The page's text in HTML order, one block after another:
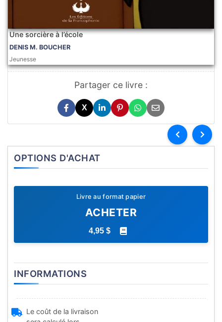
Une sorcière à l’école
DENIS M. BOUCHER
Jeunesse
Partager ce livre :
X
OPTIONS D'ACHAT
Livre au format papier
ACHETER
4,95 $
INFORMATIONS
Le coût de la livraison